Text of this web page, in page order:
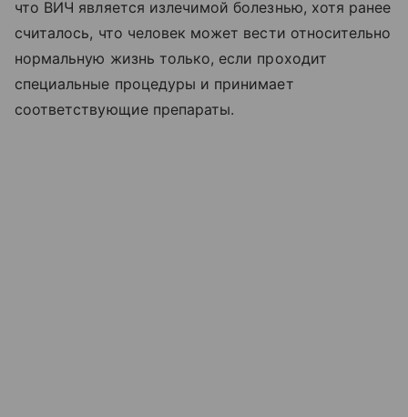
что ВИЧ является излечимой болезнью, хотя ранее
считалось, что человек может вести относительно
нормальную жизнь только, если проходит
специальные процедуры и принимает
соответствующие препараты.